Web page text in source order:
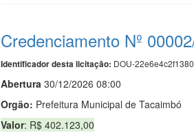
Credenciamento Nº
Identificador desta licitação: DOU-
Abertura 30/12/2026 08:00
Orgão: Prefeitura Municipal de Tacaimbó
Valor: R$ 402.123,00